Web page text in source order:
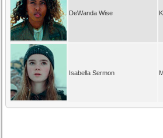
DeWanda Wise
Isabella Sermon